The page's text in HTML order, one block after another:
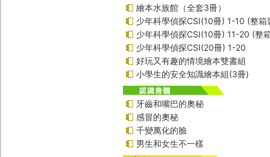
繪本水族館（全套3冊）
少年科學偵探CSI(10冊) 1-10 (整箱
少年科學偵探CSI(10冊) 11-20 (整
少年科學偵探CSI(20冊) 1-20
好玩又有趣的情境繪本雙書組
小學生的安全知識繪本組(3冊)
牙齒和嘴巴的奧秘
感冒的奧秘
千變萬化的臉
男生和女生不一樣